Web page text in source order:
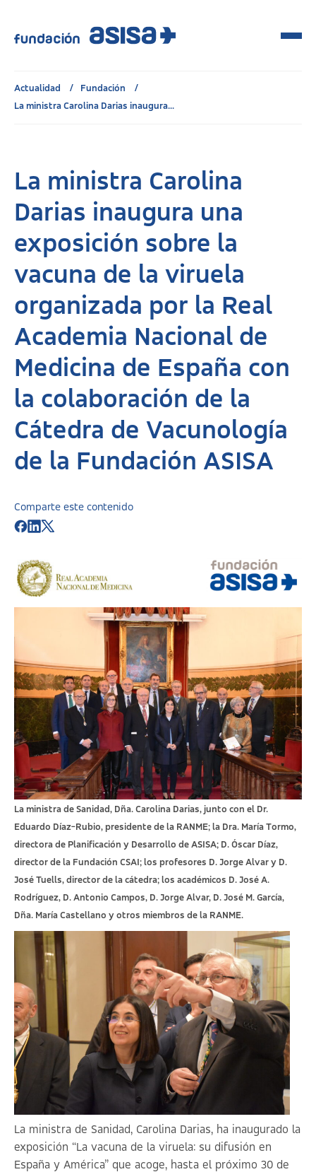
Actualidad
Fundación
La ministra Carolina Darias inaugura...
La ministra Carolina
Darias inaugura una
exposición sobre la
vacuna de la viruela
organizada por la Real
Academia Nacional de
Medicina de España con
la colaboración de la
Cátedra de Vacunología
de la Fundación ASISA
Comparte este contenido
La ministra de Sanidad, Dña. Carolina Darias, junto con el Dr.
Eduardo Díaz-Rubio, presidente de la RANME; la Dra. María Tormo,
directora de Planificación y Desarrollo de ASISA; D. Óscar Díaz,
director de la Fundación CSAI; los profesores D. Jorge Alvar y D.
José Tuells, director de la cátedra; los académicos D. José A.
Rodríguez, D. Antonio Campos, D. Jorge Alvar, D. José M. García,
Dña. María Castellano y otros miembros de la RANME.
La ministra de Sanidad, Carolina Darias, ha inaugurado la
exposición “La vacuna de la viruela: su difusión en
España y América” que acoge, hasta el próximo 30 de